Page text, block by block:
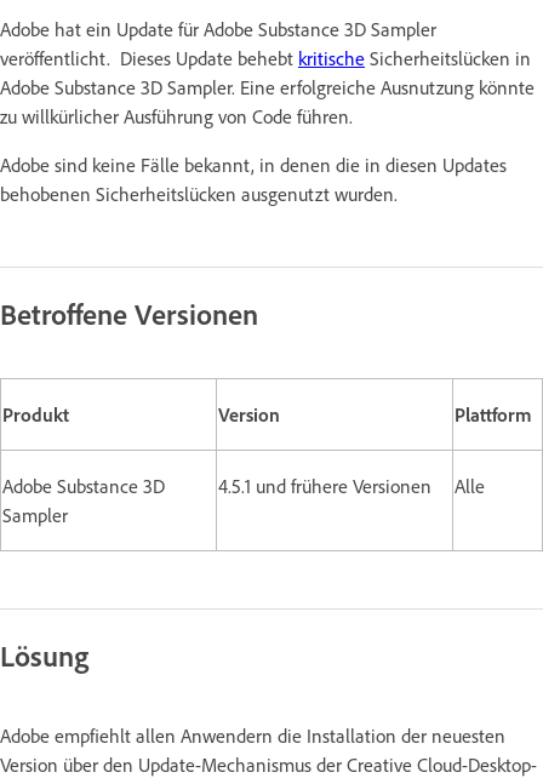
Adobe hat ein Update für Adobe Substance 3D Sampler
veröffentlicht. Dieses Update behebt kritische Sicherheitslücken in
Adobe Substance 3D Sampler. Eine erfolgreiche Ausnutzung könnte
zu willkürlicher Ausführung von Code führen.
Adobe sind keine Fälle bekannt, in denen die in diesen Updates
behobenen Sicherheitslücken ausgenutzt wurden.
Betroffene Versionen
Produkt Version Plattform
Adobe Substance 3D
Sampler
4.5.1 und frühere Versionen Alle
Lösung
Adobe empfiehlt allen Anwendern die Installation der neuesten
Version über den Update-Mechanismus der Creative Cloud-Desktop-